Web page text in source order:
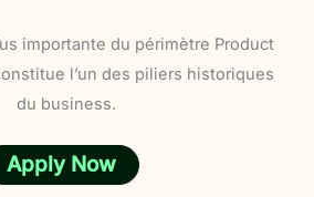
importante du périmètre Product
l’un des piliers historiques
du business.
Apply Now